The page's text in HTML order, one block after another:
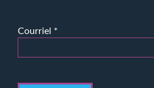
Courriel *